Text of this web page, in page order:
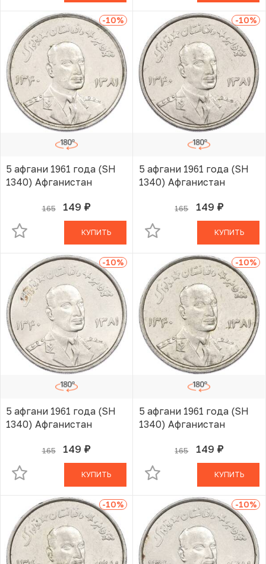
-10%
5 афгани 1961 года (SH
1340) Афганистан
165 149 руб.
В КОРЗИНЕ
КУПИТЬ
-10%
5 афгани 1961 года (SH
1340) Афганистан
165 149 руб.
В КОРЗИНЕ
КУПИТЬ
-10%
5 афгани 1961 года (SH
1340) Афганистан
165 149 руб.
В КОРЗИНЕ
КУПИТЬ
-10%
5 афгани 1961 года (SH
1340) Афганистан
165 149 руб.
В КОРЗИНЕ
КУПИТЬ
-10% -10%